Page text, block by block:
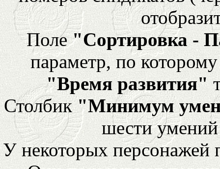
Поле"Сортировка -
параметр, по
"Время развития"
Столбик"Минимум
шести
У некоторых персонажей